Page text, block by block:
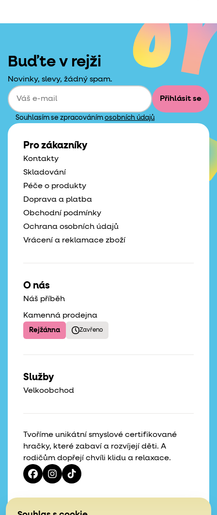
Buďte v rejži
Novinky, slevy, žádný spam.
Přihlásit se
Souhlasím se zpracováním osobních údajů
Tvoříme unikátní smyslové certifikované
hračky, které zabaví a rozvíjejí děti. A
rodičům dopřejí chvíli klidu a relaxace.
Pro zákazníky
Kontakty
Skladování
Péče o produkty
Doprava a platba
Obchodní podmínky
Ochrana osobních údajů
Vrácení a reklamace zboží
O nás
Náš příběh
Kamenná prodejna
Rejžárna Zavřeno
Služby
Velkoobchod